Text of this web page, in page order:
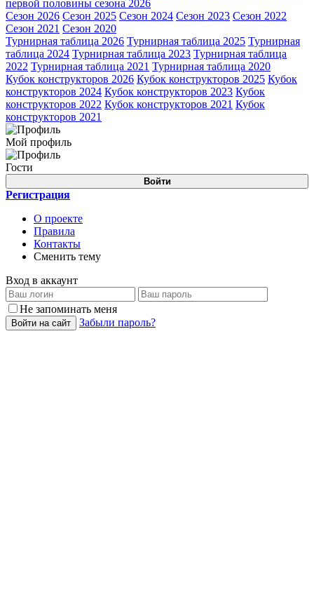
первой половины сезона 2026
Сезон 2026 Сезон 2025 Сезон 2024 Сезон 2023 Сезон 2022
Сезон 2021 Сезон 2020
Турнирная таблица 2026 Турнирная таблица 2025 Турнирная
таблица 2024 Турнирная таблица 2023 Турнирная таблица
2022 Турнирная таблица 2021 Турнирная таблица 2020
Кубок конструкторов 2026 Кубок конструкторов 2025 Кубок
конструкторов 2024 Кубок конструкторов 2023 Кубок
конструкторов 2022 Кубок конструкторов 2021 Кубок
конструкторов 2021
Мой профиль
Гости
Войти
Регистрация
О проекте
Правила
Контакты
Сменить тему
Вход в аккаунт
Не запоминать меня
Войти на сайт Забыли пароль?